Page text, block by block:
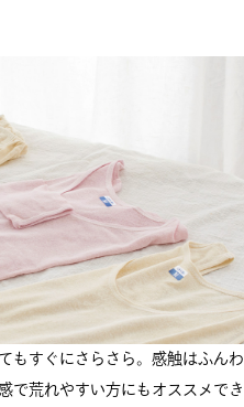
もすぐにさらさら。感触はふんわ
で荒れやすい方にもオススメでき